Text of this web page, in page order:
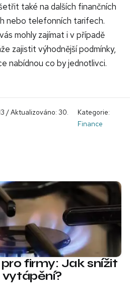
také na dalších finančních
nebo telefonních tarifech.
mohly zajímat i v případě
zajistit výhodnější podmínky,
nabídnou co by jednotlivci.
/ Aktualizováno: 30.
Kategorie:
Finance
firmy: Jak snížit